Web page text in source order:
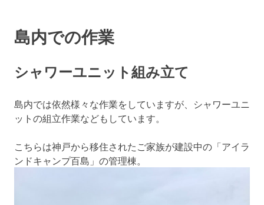
島内での作業
シャワーユニット組み立て
島内では依然様々な作業をしていますが、シャワーユニ
ットの組立作業などもしています。
こちらは神戸から移住されたご家族が建設中の「アイラ
ンドキャンプ百島」の管理棟。